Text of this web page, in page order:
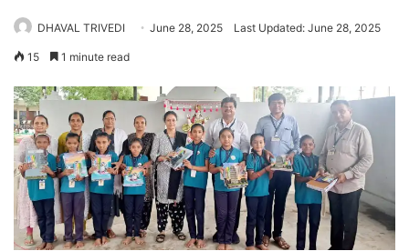
DHAVAL TRIVEDI June 28, 2025 Last Updated: June 28, 2025
15 1 minute read